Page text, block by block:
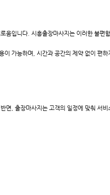
움입니다. 시흥출장마사지는 이러한 불
가능하며, 시간과 공간의 제약 없이 편하
면, 출장마사지는 고객의 일정에 맞춰 서비